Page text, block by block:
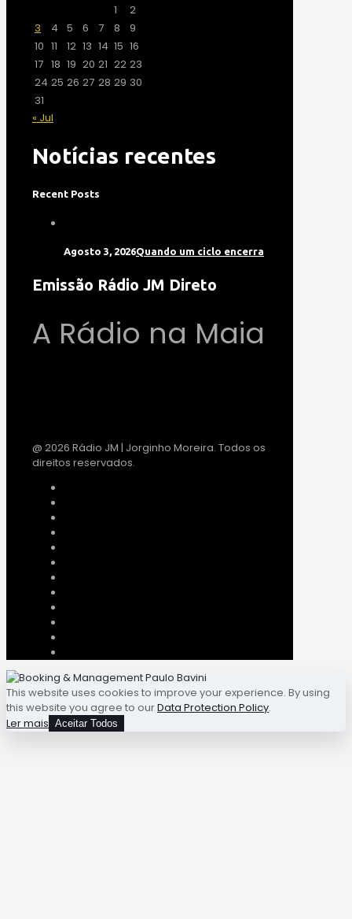
1
2
3
4 5 6 7 8
9
10 11 12 13 14 15 16
17 18 19 20 21 22 23
24 25 26 27 28 29 30
31
« Jul
Notícias recentes
Recent Posts
Agosto 3, 2026Quando um ciclo encerra
Emissão Rádio JM Direto
A Rádio na Maia
@ 2026 Rádio JM | Jorginho Moreira. Todos os
direitos reservados.
This website uses cookies to improve your experience. By using
this website you agree to ourData Protection Policy.
Ler mais Aceitar Todos